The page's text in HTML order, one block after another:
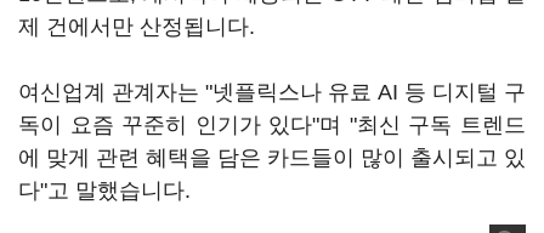
제 건에서만 산정됩니다.
여신업계 관계자는 "넷플릭스나 유료 AI 등 디지털 구
독이 요즘 꾸준히 인기가 있다"며 "최신 구독 트렌드
에 맞게 관련 혜택을 담은 카드들이 많이 출시되고 있
다"고 말했습니다.